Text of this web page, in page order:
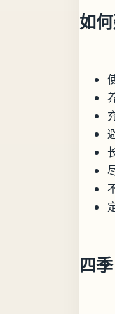
如
四